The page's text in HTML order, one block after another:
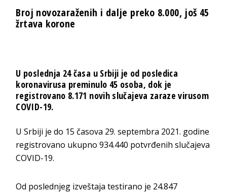
Broj novozaraženih i dalje preko 8.000, još 45
žrtava korone
U poslednja 24 časa u Srbiji je od posledica
koronavirusa preminulo 45 osoba, dok je
registrovano 8.171 novih slučajeva zaraze virusom
COVID-19.
U Srbiji je do 15 časova 29. septembra 2021. godine
registrovano ukupno 934.440‬ potvrđenih slučajeva
COVID-19.
Od poslednjeg izveštaja testirano je 24.847